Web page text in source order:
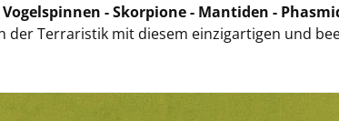
Vogelspinnen - Skorpione - Mantiden -
der Terraristik mit diesem einzigartigen und